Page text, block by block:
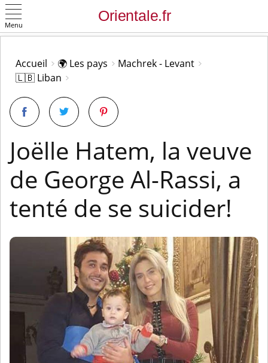
Menu
Accueil 🌍 Les pays
Machrek - Levant
🇱🇧 Liban
Joëlle Hatem, la veuve
de George Al-Rassi, a
tenté de se suicider!